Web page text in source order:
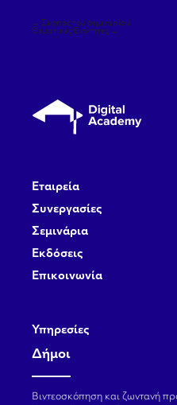
Πλοήγηση
άρθρων
← Σκοπός του σεμιναρίου
Θεματικές Ενότητες →
Εταιρεία
Συνεργασίες
Σεμινάρια
Εκδόσεις
Επικοινωνία
Υπηρεσίες
Δήμοι
Βιντεοσκόπηση και ζωντανή